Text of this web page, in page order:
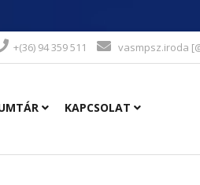
+(36) 94 359 511 vasmpsz.iroda
KAPCSOLAT